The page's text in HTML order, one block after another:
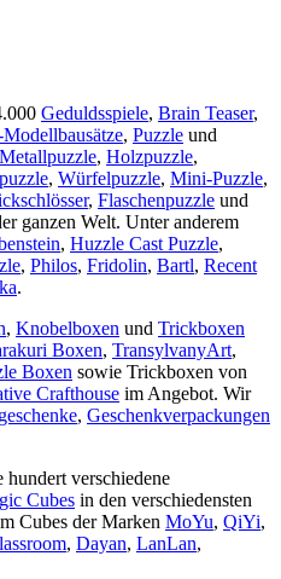
Geduldsspiele, Brain Teaser,
, Puzzle und
Metallpuzzle, Holzpuzzle,
, Würfelpuzzle, Mini-Puzzle,
, Flaschenpuzzle und
ganzen Welt. Unter anderem
, Huzzle Cast Puzzle,
, Philos, Fridolin, Bartl, Recent
.
, Knobelboxen und Trickboxen
Boxen, TransylvanyArt,
Boxen sowie Trickboxen von
Crafthouse im Angebot. Wir
, Geschenkverpackungen
hundert verschiedene
Cubes in den verschiedensten
Cubes der Marken MoYu, QiYi,
, Dayan, LanLan,